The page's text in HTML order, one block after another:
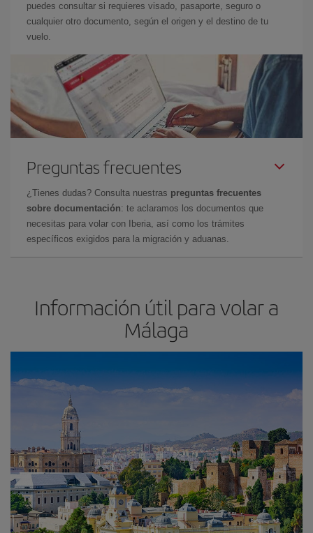
puedes consultar si requieres visado, pasaporte, seguro o
cualquier otro documento, según el origen y el destino de tu
vuelo.
Preguntas frecuentes
¿Tienes dudas? Consulta nuestras preguntas frecuentes
sobre documentación: te aclaramos los documentos que
necesitas para volar con Iberia, así como los trámites
específicos exigidos para la migración y aduanas.
Información útil para volar a
Málaga